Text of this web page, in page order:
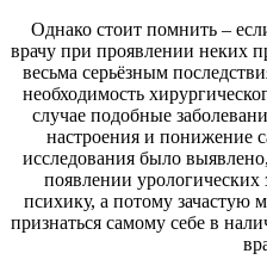
Однако стоит помнить –
врачу при проявлении неких
весьма серьёзным
необходимость
случае подобные
настроения и понижение
исследования было
появлении урологических
психику, а потому зачастую
признаться самому себе в